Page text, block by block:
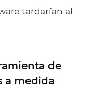
tardarían al
de
a medida